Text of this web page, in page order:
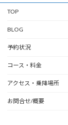
TOP
BLOG
予約状況
コース・料金
アクセス・乗降場所
お問合せ/概要